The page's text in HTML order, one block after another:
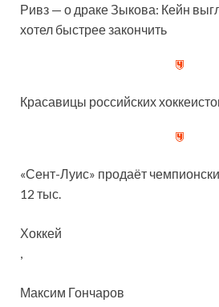
Ривз — о драке Зыкова: Кейн
хотел быстрее закончить
Красавицы российских
«Сент-Луис» продаёт
12 тыс.
Хоккей
Максим Гончаров